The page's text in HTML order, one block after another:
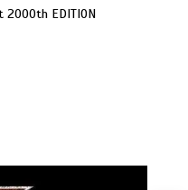
2000th EDITION